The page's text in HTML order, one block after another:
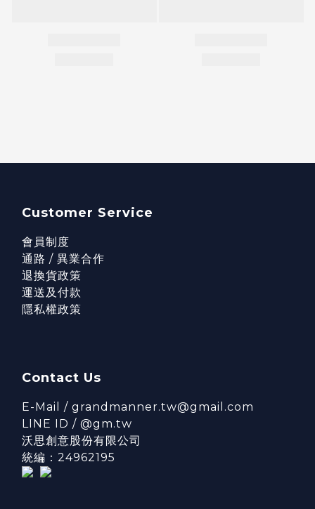
Customer Service
會員制度
通路 / 異業合作
退換貨政策
運送及付款
隱私權政策
Contact Us
E-Mail / grandmanner.tw@gmail.com
LINE ID / @gm.tw
沃思創意股份有限公司
統編：24962195